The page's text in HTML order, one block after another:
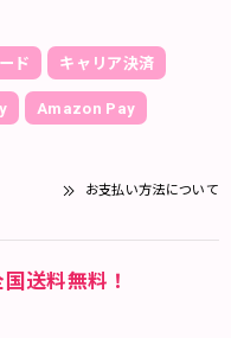
ド キャリア決済
Amazon Pay
お支払い方法について
国送料無料！